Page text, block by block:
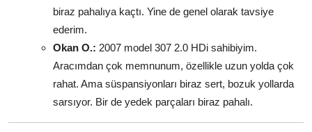
biraz pahalıya kaçtı. Yine de genel olarak tavsiye
ederim.
Okan O.: 2007 model 307 2.0 HDi sahibiyim.
Aracımdan çok memnunum, özellikle uzun yolda çok
rahat. Ama süspansiyonları biraz sert, bozuk yollarda
sarsıyor. Bir de yedek parçaları biraz pahalı.